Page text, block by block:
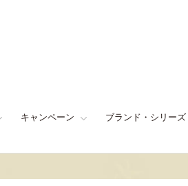
キャンペーン ブランド・シリーズ